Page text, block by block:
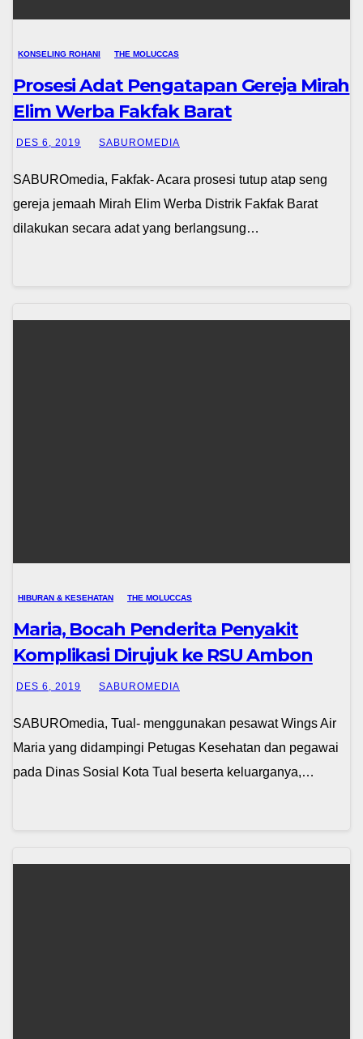
KONSELING ROHANI THE MOLUCCAS
Prosesi Adat Pengatapan Gereja Mirah
Elim Werba Fakfak Barat
DES 6, 2019 SABUROMEDIA
SABUROmedia, Fakfak- Acara prosesi tutup atap seng
gereja jemaah Mirah Elim Werba Distrik Fakfak Barat
dilakukan secara adat yang berlangsung…
HIBURAN & KESEHATAN THE MOLUCCAS
Maria, Bocah Penderita Penyakit
Komplikasi Dirujuk ke RSU Ambon
DES 6, 2019 SABUROMEDIA
SABUROmedia, Tual- menggunakan pesawat Wings Air
Maria yang didampingi Petugas Kesehatan dan pegawai
pada Dinas Sosial Kota Tual beserta keluarganya,…